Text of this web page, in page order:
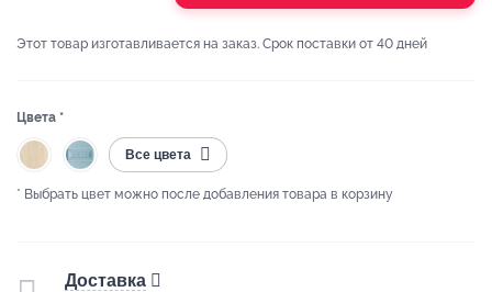
Этот товар изготавливается на заказ. Срок поставки от 40 дней
Цвета *
Все цвета
* Выбрать цвет можно после добавления товара в корзину
Доставка